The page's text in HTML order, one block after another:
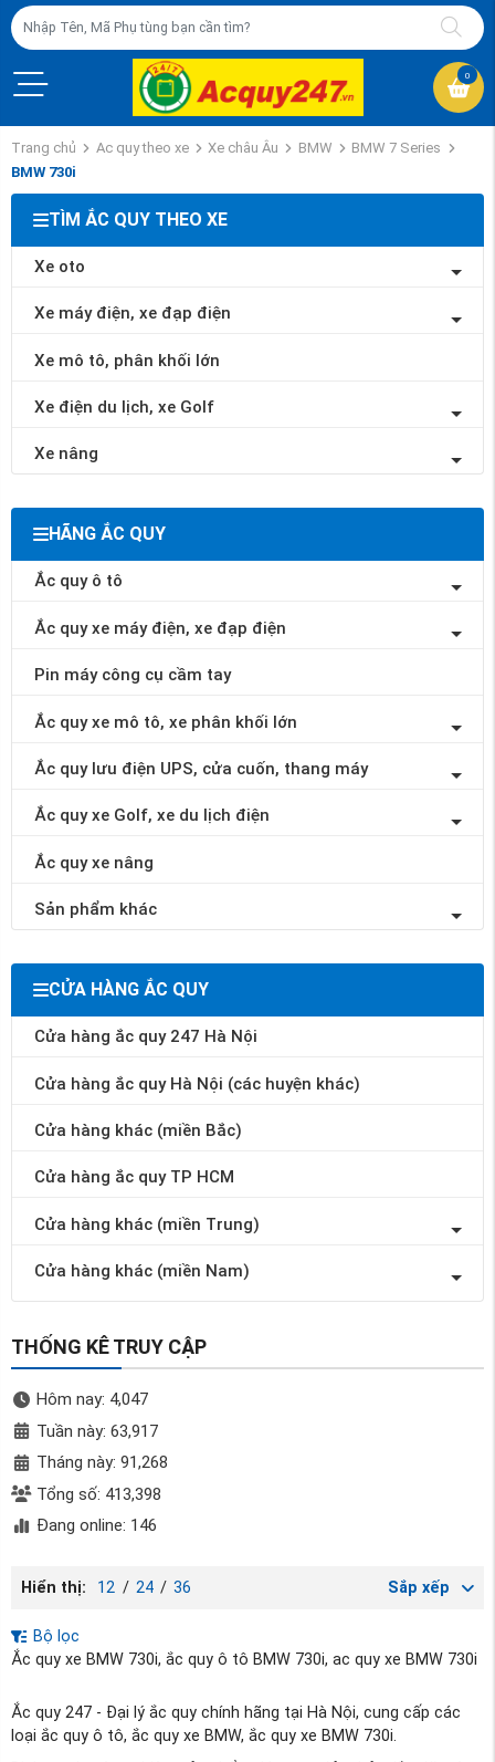
0
Trang chủ Ac quy theo xe Xe châu Âu BMW
BMW 7 Series
BMW 730i
TÌM ẮC QUY THEO XE
Xe oto
Xe máy điện, xe đạp điện
Xe mô tô, phân khối lớn
Xe điện du lịch, xe Golf
Xe nâng
HÃNG ẮC QUY
Ắc quy ô tô
Ắc quy xe máy điện, xe đạp điện
Pin máy công cụ cầm tay
Ắc quy xe mô tô, xe phân khối lớn
Ắc quy lưu điện UPS, cửa cuốn, thang máy
Ắc quy xe Golf, xe du lịch điện
Ắc quy xe nâng
Sản phẩm khác
CỬA HÀNG ẮC QUY
Cửa hàng ắc quy 247 Hà Nội
Cửa hàng ắc quy Hà Nội (các huyện khác)
Cửa hàng khác (miền Bắc)
Cửa hàng ắc quy TP HCM
Cửa hàng khác (miền Trung)
Cửa hàng khác (miền Nam)
THỐNG KÊ TRUY CẬP
Hôm nay: 4,047
Tuần này: 63,917
Tháng này: 91,268
Tổng số: 413,398
Đang online: 146
Hiển thị: 12 / 24 / 36 Sắp xếp
Bộ lọc
Ắc quy xe BMW 730i, ắc quy ô tô BMW 730i, ac quy xe BMW 730i
Ắc quy 247 - Đại lý ắc quy chính hãng tại Hà Nội, cung cấp các
loại ắc quy ô tô, ắc quy xe BMW, ắc quy xe BMW 730i.